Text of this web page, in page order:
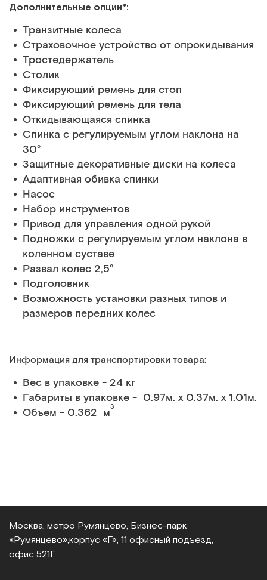
Дополнительные опции*:
Транзитные колеса
Страховочное устройство от опрокидывания
Тростедержатель
Столик
Фиксирующий ремень для стоп
Фиксирующий ремень для тела
Откидывающаяся спинка
Спинка с регулируемым углом наклона на
30°
Защитные декоративные диски на колеса
Адаптивная обивка спинки
Насос
Набор инструментов
Привод для управления одной рукой
Подножки с регулируемым углом наклона в
коленном суставе
Развал колес 2,5°
Подголовник
Возможность установки разных типов и
размеров передних колес
Информация для транспортировки товара:
Вес в упаковке - 24 кг
Габариты в упаковке - 0.97м. x 0.37м. x 1.01м.
Объем - 0.362 м3
Москва, метро Румянцево, Бизнес‑парк
«Румянцево», корпус «Г», 11 офисный подъезд,
офис 521Г